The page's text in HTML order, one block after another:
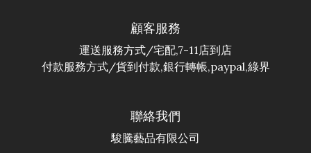
顧客服務
運送服務方式/宅配,7-11店到店
付款服務方式/貨到付款,銀行轉帳,paypal,綠界
聯絡我們
駿騰藝品有限公司